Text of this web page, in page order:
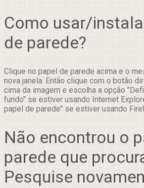
Como usar/
de parede?
Clique no papel de parede acima e o
nova janela. Então clique com o botão
cima da imagem e escolha a opção
fundo" se estiver usando Internet
papel de parede" se estiver usando
Não encontrou o
parede que
Pesquise